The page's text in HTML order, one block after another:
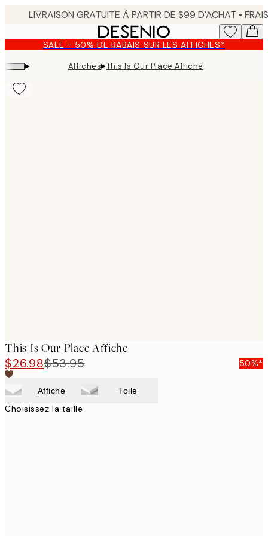
content.SALE - 50% DE RABAIS SUR LES AFFICHES*
▸ Affiches▸This Is Our Place Affiche
This Is Our Place Affiche
$26.98$53.95 50%*
Affiche Toile
Choisissez la taille